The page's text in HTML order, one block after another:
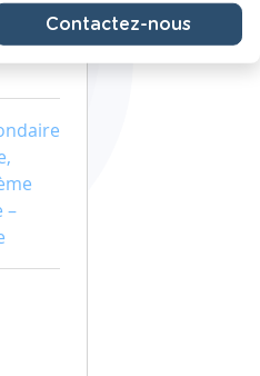
par
–
Contactez-nous